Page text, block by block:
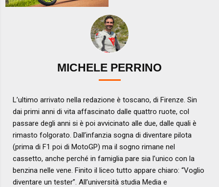
MICHELE PERRINO
L’ultimo arrivato nella redazione è toscano, di Firenze. Sin
dai primi anni di vita affascinato dalle quattro ruote, col
passare degli anni si è poi avvicinato alle due, dalle quali è
rimasto folgorato. Dall’infanzia sogna di diventare pilota
(prima di F1 poi di MotoGP) ma il sogno rimane nel
cassetto, anche perché in famiglia pare sia l’unico con la
benzina nelle vene. Finito il liceo tutto appare chiaro: “Voglio
diventare un tester”. All’università studia Media e